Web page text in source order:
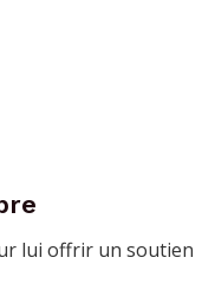
lui offrir un soutien